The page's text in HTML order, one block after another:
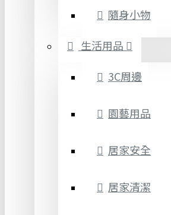
隨身小物
生活用品
3C周邊
園藝用品
居家安全
居家清潔